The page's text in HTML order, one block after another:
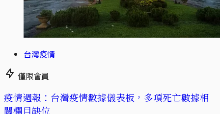
台灣疫情
僅限會員
疫情週報：台灣疫情數據儀表板，多項死亡數據相
關欄目缺位